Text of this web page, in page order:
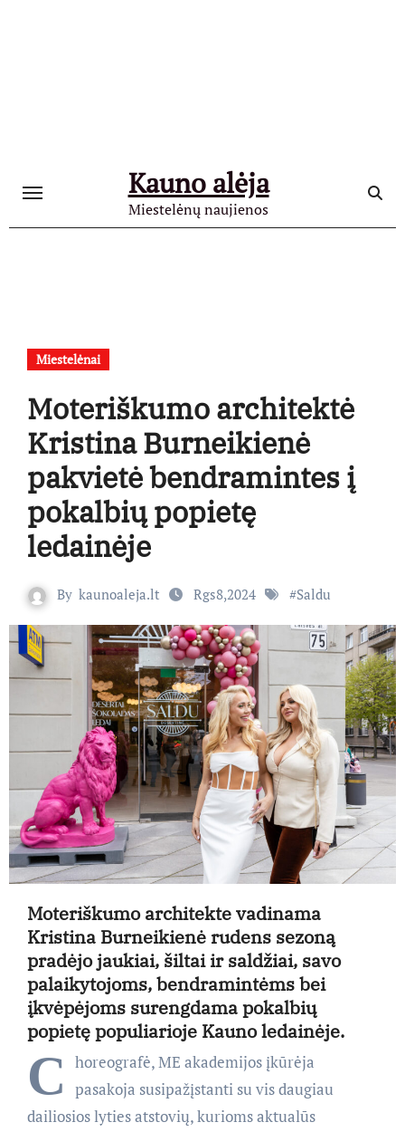
Kauno alėja
Miestelėnų naujienos
Miestelėnai
Moteriškumo architektė
Kristina Burneikienė
pakvietė bendramintes į
pokalbių popietę
ledainėje
By kaunoaleja.lt Rgs8,2024 #Saldu
Moteriškumo architekte vadinama
Kristina Burneikienė rudens sezoną
pradėjo jaukiai, šiltai ir saldžiai, savo
palaikytojoms, bendramintėms bei
įkvėpėjoms surengdama pokalbių
popietę populiarioje Kauno ledainėje.
C
horeografė, ME akademijos įkūrėja
pasakoja susipažįstanti su vis daugiau
dailiosios lyties atstovių, kurioms aktualūs